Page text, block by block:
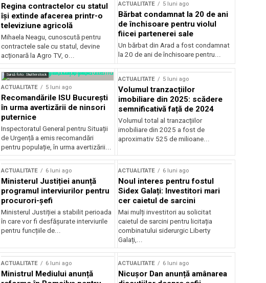
Regina contractelor cu statul
își extinde afacerea printr-o
televiziune agricolă
Mihaela Neagu, cunoscută pentru
contractele sale cu statul, devine
acționară la Agro TV, o...
ACTUALITATE 5 luni ago
Bărbat condamnat la 20 de ani
de închisoare pentru violul
fiicei partenerei sale
Un bărbat din Arad a fost condamnat
la 20 de ani de închisoare pentru...
Sursă foto: Shutterstock
ACTUALITATE 5 luni ago
Recomandările ISU București
în urma avertizării de ninsori
puternice
Inspectoratul General pentru Situații
de Urgență a emis recomandări
pentru populație, în urma avertizării...
ACTUALITATE 5 luni ago
Volumul tranzacțiilor
imobiliare din 2025: scădere
semnificativă față de 2024
Volumul total al tranzacțiilor
imobiliare din 2025 a fost de
aproximativ 525 de milioane...
ACTUALITATE 6 luni ago
Ministerul Justiției anunță
programul interviurilor pentru
procurori-șefi
Ministerul Justiției a stabilit perioada
în care vor fi desfășurate interviurile
pentru funcțiile de...
ACTUALITATE 6 luni ago
Noul interes pentru fostul
Sidex Galați: Investitori mari
cer caietul de sarcini
Mai mulți investitori au solicitat
caietul de sarcini pentru licitația
combinatului siderurgic Liberty
Galați,...
ACTUALITATE 6 luni ago
Ministrul Mediului anunță
ACTUALITATE 6 luni ago
Nicușor Dan anunță amânarea